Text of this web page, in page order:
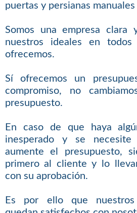
puertas y persianas
Somos una empresa clara
nuestros ideales en
ofrecemos.
Sí ofrecemos un
compromiso, no
presupuesto.
En caso de que haya
inesperado y se
aumente el presupuesto,
primero al cliente y lo
con su aprobación.
Es por ello que nuestros